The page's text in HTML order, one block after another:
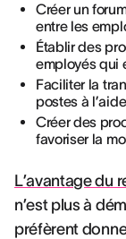
Créer un
entre les
Établir des
employés qui
Faciliter la
postes à
Créer des
favoriser la
L’avantage du
n’est plus à
préfèrent